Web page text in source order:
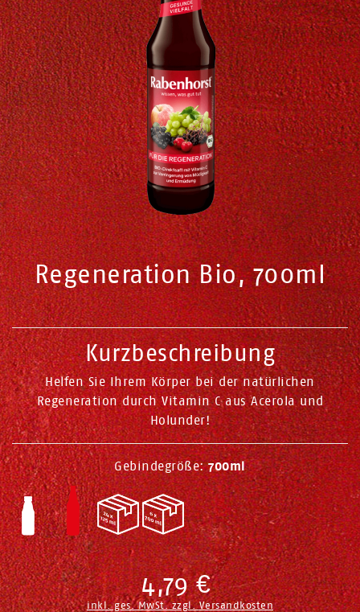
Regeneration Bio, 700ml
Kurzbeschreibung
Helfen Sie Ihrem Körper bei der natürlichen
Regeneration durch Vitamin C aus Acerola und
Holunder!
Gebindegröße: 700ml
4,79 €
inkl. ges. MwSt. zzgl.Versandkosten